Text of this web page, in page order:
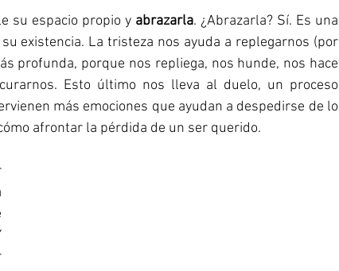
su espacio propio y abrazarla. ¿Abrazarla? Sí. Es una
existencia. La tristeza nos ayuda a replegarnos (por
profunda, porque nos repliega, nos hunde, nos hace
Esto último nos lleva al duelo, un proceso
más emociones que ayudan a despedirse de lo
afrontar la pérdida de un ser querido.